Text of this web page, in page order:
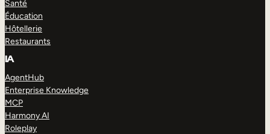
Santé
Éducation
Hôtellerie
Restaurants
IA
AgentHub
Enterprise Knowledge
MCP
Harmony AI
Roleplay